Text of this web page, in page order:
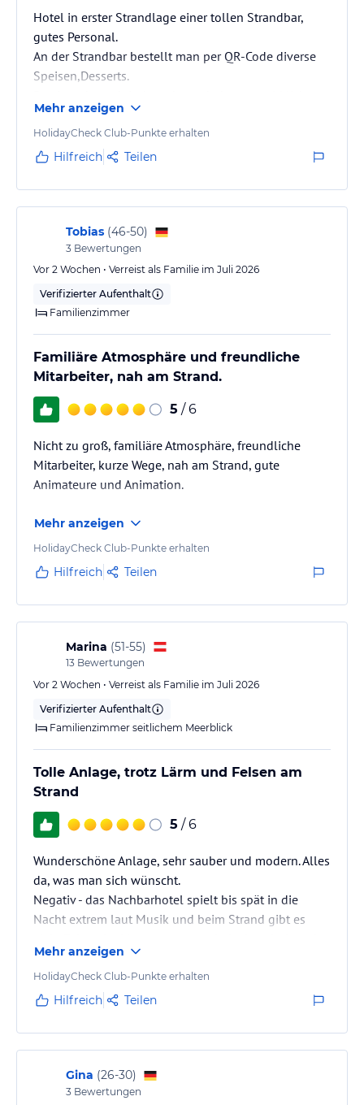
Hotel in erster Strandlage einer tollen Strandbar,
gutes Personal.
An der Strandbar bestellt man per QR-Code diverse
Speisen,Desserts.
eine Portion und nicht wie manche Leute die Teller
bis oben in voll machen und die Hälfte
wegschmeißen.
von der Bestellung bis zur Servierung war oftmals
unter fünf Minuten
Die Zimmerreinigung war sehr sauber, sehr gutes
Reinigungspersonal. Selbst nach neun Tagen waren
die…
Mehr anzeigen
HolidayCheck Club-Punkte erhalten
Hilfreich Teilen
Tobias (46-50)
3 Bewertungen
Vor 2 Wochen • Verreist als Familie im Juli 2026
Verifizierter Aufenthalt
Familienzimmer
Familiäre Atmosphäre und freundliche
Mitarbeiter, nah am Strand.
5 / 6
Nicht zu groß, familiäre Atmosphäre, freundliche
Mitarbeiter, kurze Wege, nah am Strand, gute
Animateure und Animation.
Mehr anzeigen
HolidayCheck Club-Punkte erhalten
Hilfreich Teilen
Marina (51-55)
13 Bewertungen
Vor 2 Wochen • Verreist als Familie im Juli 2026
Verifizierter Aufenthalt
Familienzimmer seitlichem Meerblick
Tolle Anlage, trotz Lärm und Felsen am
Strand
5 / 6
Wunderschöne Anlage, sehr sauber und modern. Alles
da, was man sich wünscht.
Negativ - das Nachbarhotel spielt bis spät in die
Nacht extrem laut Musik und beim Strand gibt es
zwei großen Felsen leicht rechts hinein geht, ist eine
schöne Sandbank ohne Felsen.
Mehr anzeigen
HolidayCheck Club-Punkte erhalten
Hilfreich Teilen
Gina (26-30)
3 Bewertungen